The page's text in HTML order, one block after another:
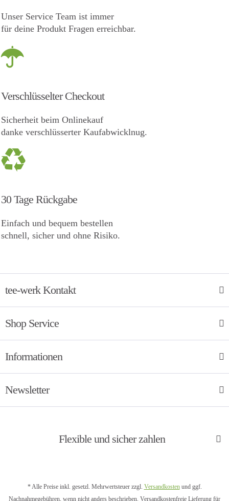
Unser Service Team ist immer
für deine Produkt Fragen erreichbar.
Verschlüsselter Checkout
Sicherheit beim Onlinekauf
danke verschlüsserter Kaufabwicklnug.
30 Tage Rückgabe
Einfach und bequem bestellen
schnell, sicher und ohne Risiko.
tee-werk Kontakt
Shop Service
Informationen
Newsletter
Flexible und sicher zahlen
* Alle Preise inkl. gesetzl. Mehrwertsteuer zzgl. Versandkostenund ggf.
Nachnahmegebühren, wenn nicht anders beschrieben. Versandkostenfreie Lieferung für